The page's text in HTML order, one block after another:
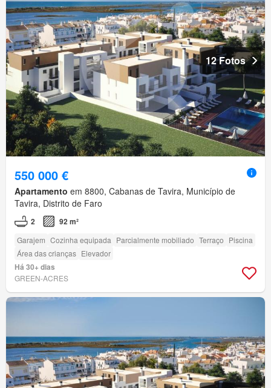
12 Fotos
550 000 €
Apartamento em 8800, Cabanas de Tavira, Município de
Tavira, Distrito de Faro
2 92 m²
Garajem Cozinha equipada Parcialmente mobiliado Terraço Piscina
Área das crianças Elevador
Há 30+ dias
GREEN-ACRES